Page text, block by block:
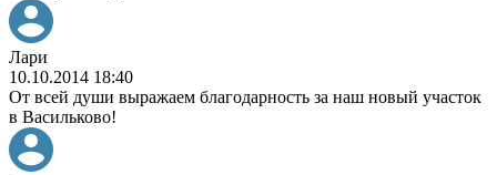
Лари
10.10.2014 18:40
От всей души выражаем благодарность за наш новый участок
в Васильково!